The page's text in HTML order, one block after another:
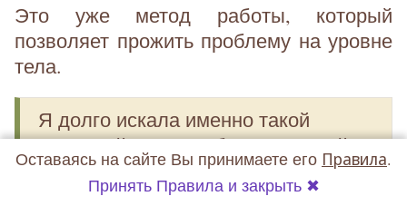
Это уже метод работы, который
позволяет прожить проблему на уровне
тела.
Я долго искала именно такой
телесный метод работы, который
позволил бы работать с телом
дистанционно. И Соматическая
Оставаясь на сайте Вы принимаете его Правила.
Принять Правила и закрыть ✖